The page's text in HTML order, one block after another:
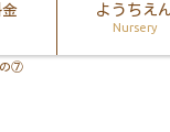
ようちえ
Nursery
⑦